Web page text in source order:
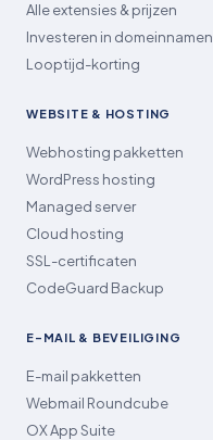
Alle extensies & prijzen
Investeren in domeinnamen
Looptijd-korting
WEBSITE & HOSTING
Webhosting pakketten
WordPress hosting
Managed server
Cloud hosting
SSL-certificaten
CodeGuard Backup
E-MAIL & BEVEILIGING
E-mail pakketten
Webmail Roundcube
OX App Suite